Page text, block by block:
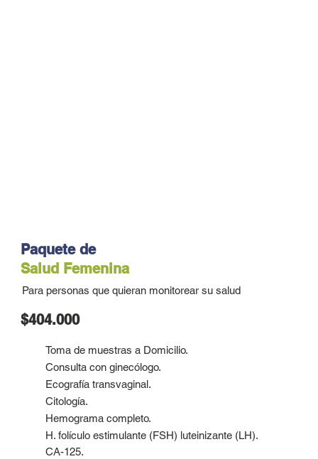
Paquete de
Salud Femenina
Para personas que quieran monitorear su salud
$404.000
Toma de muestras a Domicilio.
Consulta con ginecólogo.
Ecografía transvaginal.
Citología.
Hemograma completo.
H. folículo estimulante (FSH) luteinizante (LH).
CA-125.